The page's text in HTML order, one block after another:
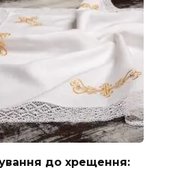
до хрещення: